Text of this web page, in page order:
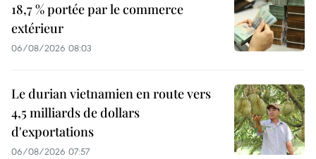
18,7 % portée par le commerce
extérieur
06/08/2026 08:03
Le durian vietnamien en route vers
4,5 milliards de dollars
d'exportations
06/08/2026 07:57